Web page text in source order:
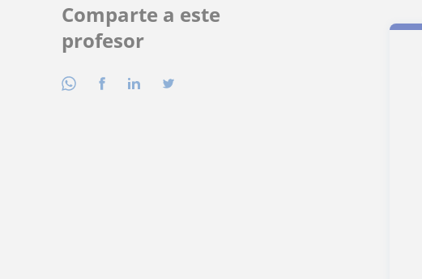
Comparte a este
profesor